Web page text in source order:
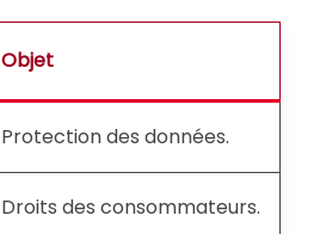
Objet
Protection des données.
Droits des consommateurs.